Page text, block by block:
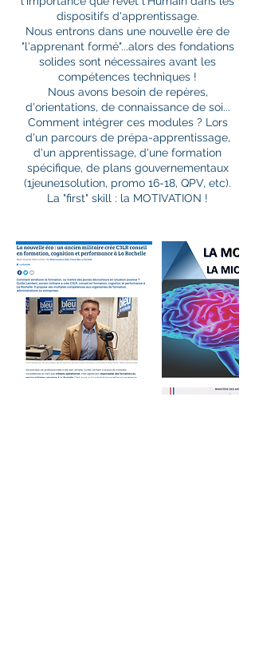
dispositifs d'apprentissage.
Nous entrons dans une nouvelle ère de
"l'apprenant formé"...alors des fondations
solides sont nécessaires avant les
compétences techniques !
Nous avons besoin de repères,
d'orientations, de connaissance de soi...
Comment intégrer ces modules ? Lors
d'un parcours de prépa-apprentissage,
d'un apprentissage, d'une formation
spécifique, de plans gouvernementaux
(1jeune1solution, promo 16-18, QPV, etc).
La "first" skill : la MOTIVATION !